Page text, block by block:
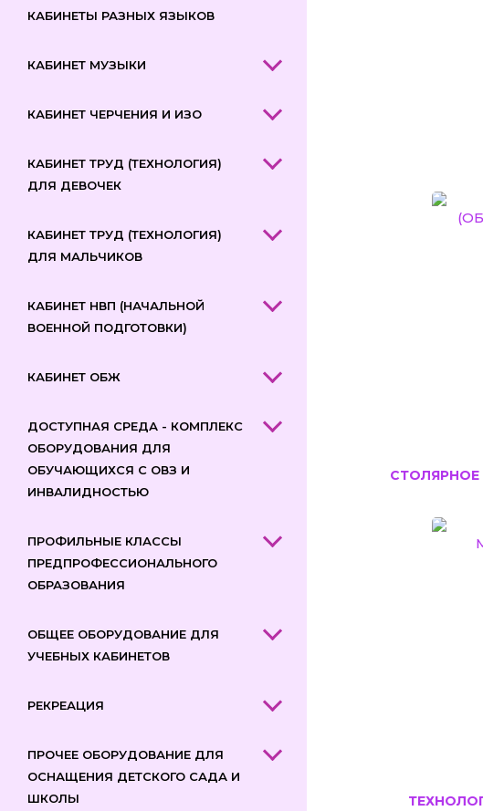
КАБИНЕТЫ РАЗНЫХ ЯЗЫКОВ
КАБИНЕТ МУЗЫКИ
КАБИНЕТ ЧЕРЧЕНИЯ И ИЗО
КАБИНЕТ ТРУД (ТЕХНОЛОГИЯ)
ДЛЯ ДЕВОЧЕК
КАБИНЕТ ТРУД (ТЕХНОЛОГИЯ)
ДЛЯ МАЛЬЧИКОВ
КАБИНЕТ НВП (НАЧАЛЬНОЙ
ВОЕННОЙ ПОДГОТОВКИ)
КАБИНЕТ ОБЖ
ДОСТУПНАЯ СРЕДА - КОМПЛЕКС
ОБОРУДОВАНИЯ ДЛЯ
ОБУЧАЮЩИХСЯ С ОВЗ И
ИНВАЛИДНОСТЬЮ
ПРОФИЛЬНЫЕ КЛАССЫ
ПРЕДПРОФЕССИОНАЛЬНОГО
ОБРАЗОВАНИЯ
ОБЩЕЕ ОБОРУДОВАНИЕ ДЛЯ
УЧЕБНЫХ КАБИНЕТОВ
РЕКРЕАЦИЯ
ПРОЧЕЕ ОБОРУДОВАНИЕ ДЛЯ
ОСНАЩЕНИЯ ДЕТСКОГО САДА И
ШКОЛЫ